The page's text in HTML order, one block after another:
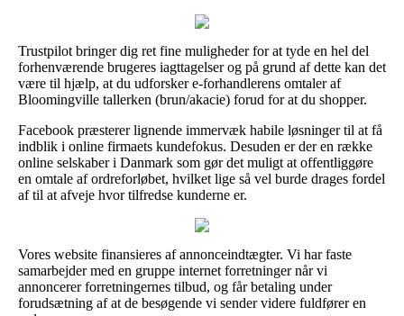
Trustpilot bringer dig ret fine muligheder for at tyde en hel del
forhenværende brugeres iagttagelser og på grund af dette kan det
være til hjælp, at du udforsker e-forhandlerens omtaler af
Bloomingville tallerken (brun/akacie) forud for at du shopper.
Facebook præsterer lignende immervæk habile løsninger til at få
indblik i online firmaets kundefokus. Desuden er der en række
online selskaber i Danmark som gør det muligt at offentliggøre
en omtale af ordreforløbet, hvilket lige så vel burde drages fordel
af til at afveje hvor tilfredse kunderne er.
Vores website finansieres af annonceindtægter. Vi har faste
samarbejder med en gruppe internet forretninger når vi
annoncerer forretningernes tilbud, og får betaling under
forudsætning af at de besøgende vi sender videre fuldfører en